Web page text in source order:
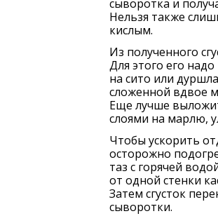
сыворотка и
Нельзя также
кислым.
Из полученного
Для этого его
на сито или
сложенной вдвое
Еще лучше
слоями на марлю,
Чтобы ускорить
осторожно
таз с горячей
от одной стенки
Затем сгусток
сыворотки.